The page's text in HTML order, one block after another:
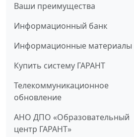
Ваши преимущества
Информационный банк
Информационные материалы
Купить систему ГАРАНТ
Телекоммуникационное
обновление
АНО ДПО «Образовательный
центр ГАРАНТ»